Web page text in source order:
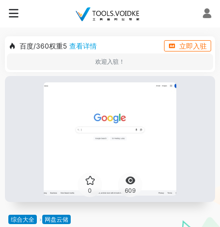
百度/360权重5 查看详情 立即入驻
欢迎入驻！
0 609
综合大全 网盘云储